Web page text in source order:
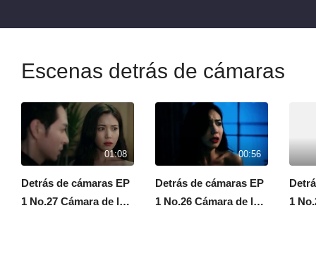
Escenas detrás de cámaras
01:08
Detrás de cámaras EP
1 No.27 Cámara de los
00:56
Detrás de cámaras EP
1 No.26 Cámara de los
1